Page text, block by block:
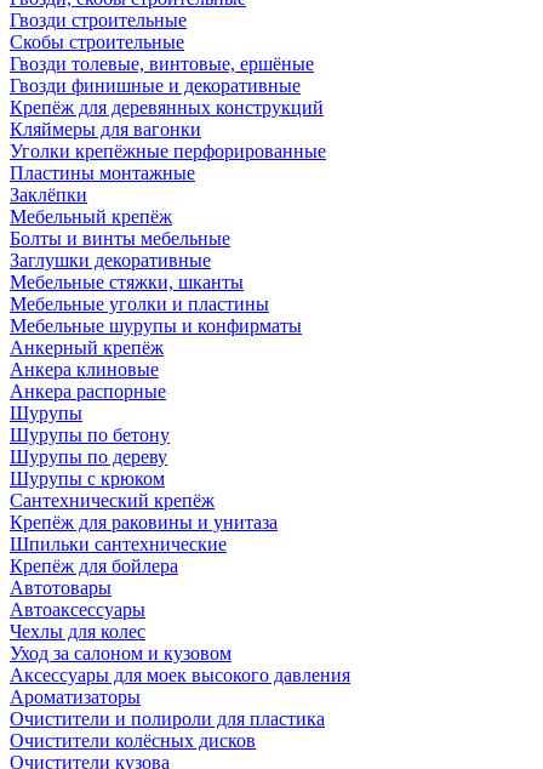
Гвозди строительные
Скобы строительные
Гвозди толевые, винтовые, ершёные
Гвозди финишные и декоративные
Крепёж для деревянных конструкций
Кляймеры для вагонки
Уголки крепёжные перфорированные
Пластины монтажные
Заклёпки
Мебельный крепёж
Болты и винты мебельные
Заглушки декоративные
Мебельные стяжки, шканты
Мебельные уголки и пластины
Мебельные шурупы и конфирматы
Анкерный крепёж
Анкера клиновые
Анкера распорные
Шурупы
Шурупы по бетону
Шурупы по дереву
Шурупы с крюком
Сантехнический крепёж
Крепёж для раковины и унитаза
Шпильки сантехнические
Крепёж для бойлера
Автотовары
Автоаксессуары
Чехлы для колес
Уход за салоном и кузовом
Аксессуары для моек высокого давления
Ароматизаторы
Очистители и полироли для пластика
Очистители колёсных дисков
Очистители кузова